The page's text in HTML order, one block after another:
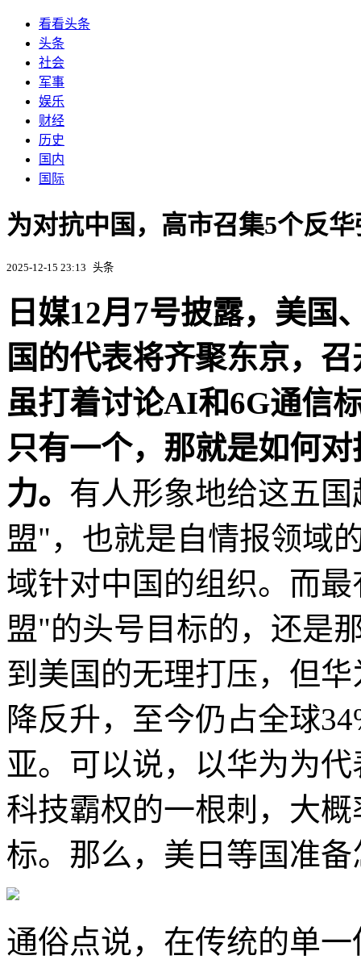
看看头条
头条
社会
军事
娱乐
财经
历史
国内
国际
为对抗中国，高市召集5个反
2025-12-15 23:13 头条
日媒12月7号披露，美国
国的代表将齐聚东京，
虽打着讨论AI和6G通信
只有一个，那就是如何
力。 有人形象地给这五
盟"，也就是自情报领域
域针对中国的组织。而
盟"的头号目标的，还是
到美国的无理打压，但
降反升，至今仍占全球
亚。可以说，以华为为
科技霸权的一根刺，大
标。那么，美日等国准
通俗点说，在传统的单